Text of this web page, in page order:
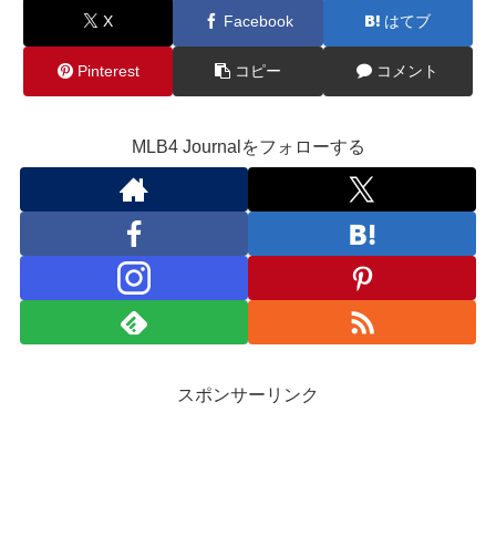
X Facebook はてブ
Pinterest コピー コメント
MLB4 Journalをフォローする
スポンサーリンク